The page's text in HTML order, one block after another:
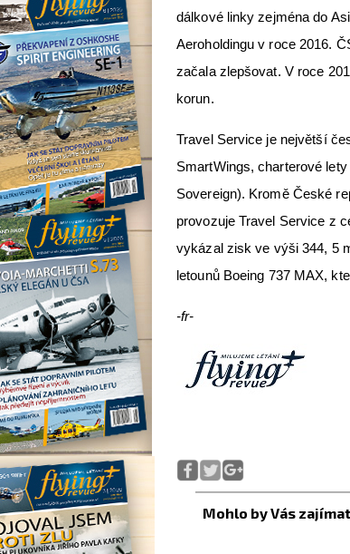
dálkové linky zejména do
Aeroholdingu v roce 2016.
začala zlepšovat. V roce
korun.
Travel Service je největší
SmartWings, charterové
Sovereign). Kromě České
provozuje Travel Service z
vykázal zisk ve výši 344, 5
letounů Boeing 737 MAX,
-fr-